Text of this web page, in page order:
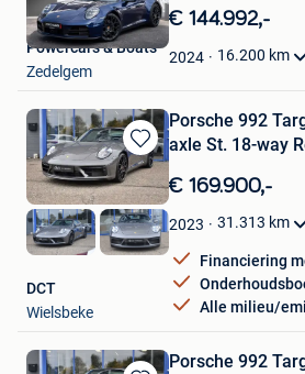
in
Mijn
Favorieten
€ 144.992,-
2024 16.200 km
Powercars & Boats
Zedelgem
Bewaren
in
Mijn
Favorieten
Porsche 992
axle St. 18-way
€ 169.900,-
2023 31.313 km
Financiering
Alle milieu/
DCT
Wielsbeke
Porsche 992